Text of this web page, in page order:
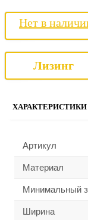
Нет в
Лизинг
ХАРАКТЕРИСТИКИ
Артикул
Материал
Минимальный
Ширина